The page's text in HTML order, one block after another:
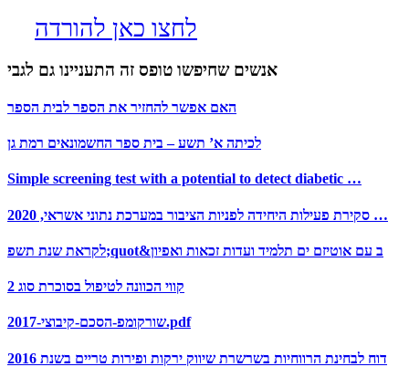
לחצו כאן להורדה
אנשים שחיפשו טופס זה התעניינו גם לגבי
האם אפשר להחזיר את הספר לבית הספר
לכיתה א’ תשע – בית ספר החשמונאים רמת גן
Simple screening test with a potential to detect diabetic …
סקירת פעילות היחידה לפניות הציבור במערכת נתוני אשראי, 2020 …
לקראת שנת תשפ;quot&ב עם אוטיזם ים תלמיד ועדות זכאות ואפיון
קווי הכוונה לטיפול בסוכרת סוג 2
שורקומפ-הסכם-קיבוצי-2017.pdf
דוח לבחינת הרווחיות בשרשרת שיווק ירקות ופירות טריים בשנת 2016